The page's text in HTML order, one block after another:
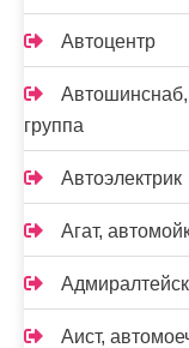
Автоцентр
группа
Автоэлектрик
Агат,
Аист,